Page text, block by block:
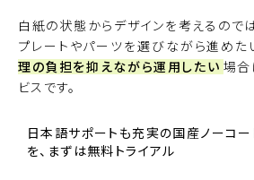
白紙の状態からデザインを考えるので
プレートやパーツを選びながら進めた
理の負担を抑えながら運用したい 場合
ビスです。
日本語サポートも充実の国産ノーコー
を、まずは無料トライアル